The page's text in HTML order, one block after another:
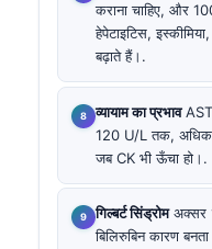
कराना चाहिए, और
हेपेटाइटिस,
बढ़ाते हैं।.
व्यायाम का प्रभाव
120 U/L तक,
जब CK भी ऊँचा हो।.
गिल्बर्ट सिंड्रोमअक्सर
बिलिरुबिन कारण